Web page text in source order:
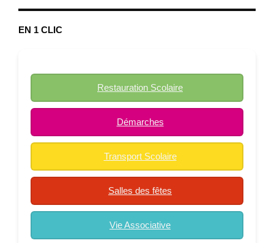
EN 1 CLIC
Restauration Scolaire
Démarches
Transport Scolaire
Salles des fêtes
Vie Associative